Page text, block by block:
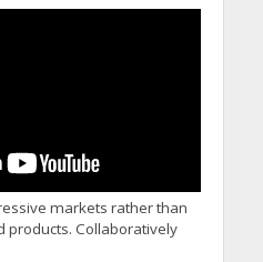
markets rather than
Collaboratively